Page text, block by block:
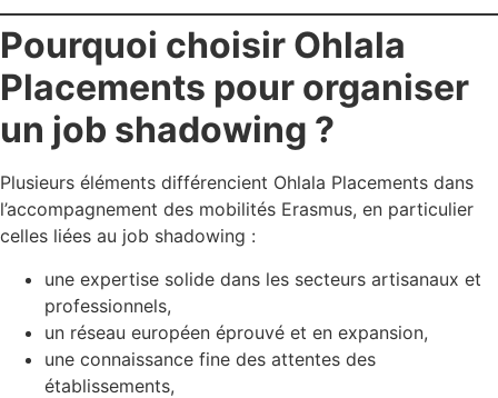
Pourquoi choisir Ohlala
Placements pour organiser
un job shadowing ?
Plusieurs éléments différencient Ohlala Placements dans
l’accompagnement des mobilités Erasmus, en particulier
celles liées au job shadowing :
une expertise solide dans les secteurs artisanaux et
professionnels,
un réseau européen éprouvé et en expansion,
une connaissance fine des attentes des
établissements,